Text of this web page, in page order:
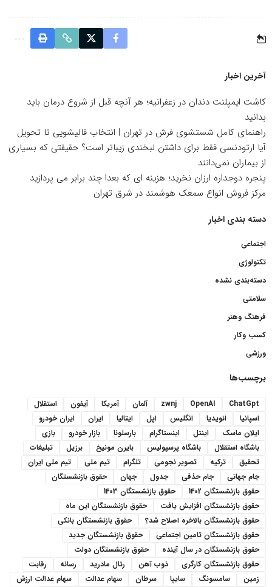
آخرین اخبار
کاشت ایمپلنت دندان در زعفرانیه؛ هر آنچه قبل از شروع درمان باید
بدانید
راهنمای کامل شستشوی فرش در تهران | انتخاب قالیشویی تا تحویل
آیا ارتودنسی فقط برای داشتن لبخندی زیباتر است؟ حقیقتی که بسیاری
از بیماران نمی‌دانند
پنجره دوجداره ارزان نخرید؛ هزینه ای که بعدا چند برابر می پردازید
مرکز فروش انواع سمعک هوشمند در شرق تهران
دسته بندی اخبار
اجتماعی
تکنولوژی
دسته‌بندی نشده
سلامتی
فرهنگ وهنر
کسب وکار
ورزشی
برچسب‌ها
ChatGpt
OpenAI
zwnj آلمان آمریکا آیفون
استقلال
اسپانیا
انویدیا انگلیس اپل ایتالیا ایران
ایران خودرو
ایلان ماسک
اینتل اینستاگرام بارسلونا بازار خودرو
بازی
باشگاه استقلال
باشگاه پرسپولیس بایرن مونیخ برزیل
تبلیغات
تحقیق
ترکیه تصویر نجومی تلگرام تیم ملی
تیم ملی ایران
جام جهانی
جام حذفی جدول جهان
حقوق بازنشستگان
حقوق بازنشستگان 1402
حقوق بازنشستگان 1403
حقوق بازنشستگان افزایش یافت
حقوق بازنشستگان این ماه
حقوق بازنشستگان بالاخره اصلاح شد؟
حقوق بازنشستگان بانکی
حقوق بازنشستگان تامین اجتماعی
حقوق بازنشستگان جدید
حقوق بازنشستگان در سال آینده
حقوق بازنشستگان دولت
حقوق بازنشستگان کارگری
ذوب آهن رئال مادرید رسانه
رقابت
زمین
سامسونگ سایپا سرطان سهام عدالت
سهام عدالت ارزش